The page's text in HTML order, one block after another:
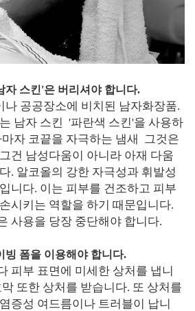
자 스킨'은 버리셔야 합니다.
나 공공장소에 비치된 남자화장품.
남자 스킨 '파란색 스킨'을 사용하
자 코끝을 자극하는 냄새 그것은
건 남성다움이 아니라 아재 다움
. 알코올의 강한 자극성과 휘발성
니다. 이는 피부를 건조하고 피부
시키는 역할을 하기 때문입니다.
사용을 당장 중단해야 합니다.
빙 폼을 이용해야 합니다.
피부 표면에 미세한 상처를 냅니
또한 상처를 받습니다. 또 상처를
증성 여드름이나 트러블이 납니